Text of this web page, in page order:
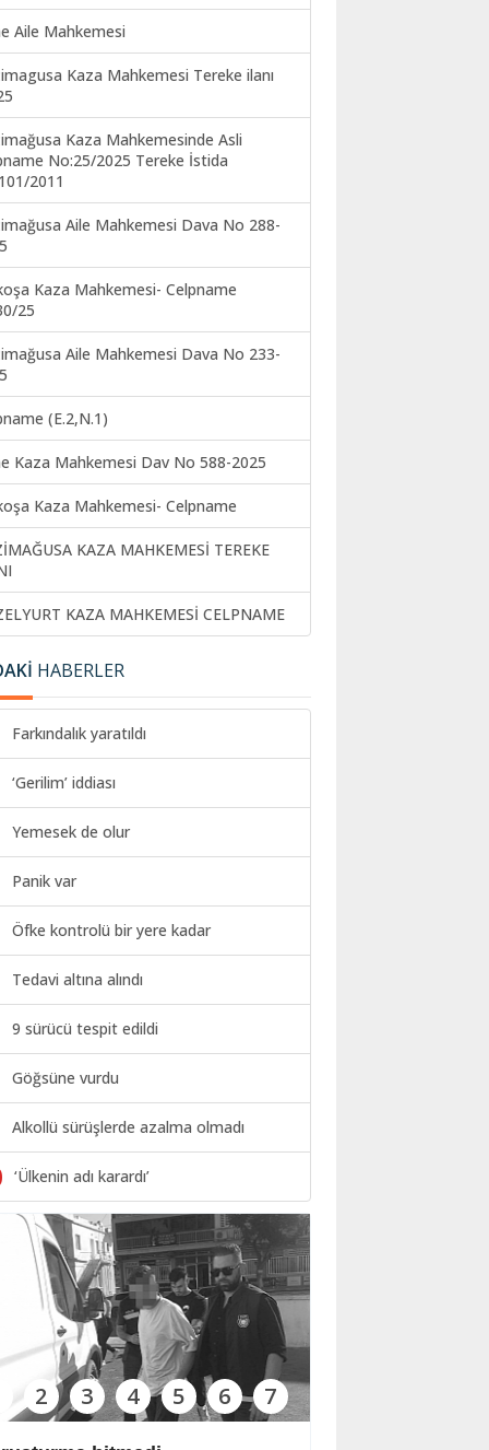
Aile Mahkemesi
Kaza Mahkemesi Tereke ilanı
Kaza Mahkemesinde Asli
No:25/2025 Tereke İstida
2011
Aile Mahkemesi Dava No 288-
Kaza Mahkemesi- Celpname
25
Aile Mahkemesi Dava No 233-
(E.2,N.1)
Kaza Mahkemesi Dav No 588-2025
Kaza Mahkemesi- Celpname
KAZA MAHKEMESİ TEREKE
KAZA MAHKEMESİ CELPNAME
HABERLER
Farkındalık yaratıldı
‘Gerilim’ iddiası
Yemesek de olur
Panik var
Öfke kontrolü bir yere kadar
Tedavi altına alındı
9 sürücü tespit edildi
Göğsüne vurdu
Alkollü sürüşlerde azalma olmadı
‘Ülkenin adı karardı’
2 3 4 5 6 7